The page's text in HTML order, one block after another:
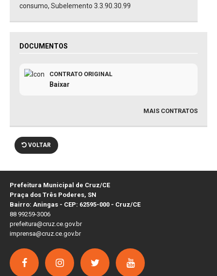
consumo, Subelemento 3.3.90.30.99
DOCUMENTOS
CONTRATO ORIGINAL
Baixar
MAIS CONTRATOS
VOLTAR
Prefeitura Municipal de Cruz/CE
Praça dos Três Poderes, SN
Bairro: Aningas - CEP: 62595-000 - Cruz/CE
88 99259-3006
prefeitura@cruz.ce.gov.br
imprensa@cruz.ce.gov.br